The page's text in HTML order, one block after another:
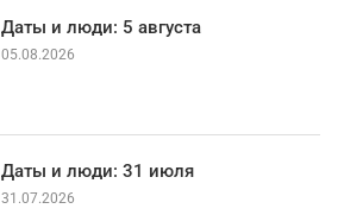
Даты и люди: 5 августа
05.08.2026
Даты и люди: 31 июля
31.07.2026